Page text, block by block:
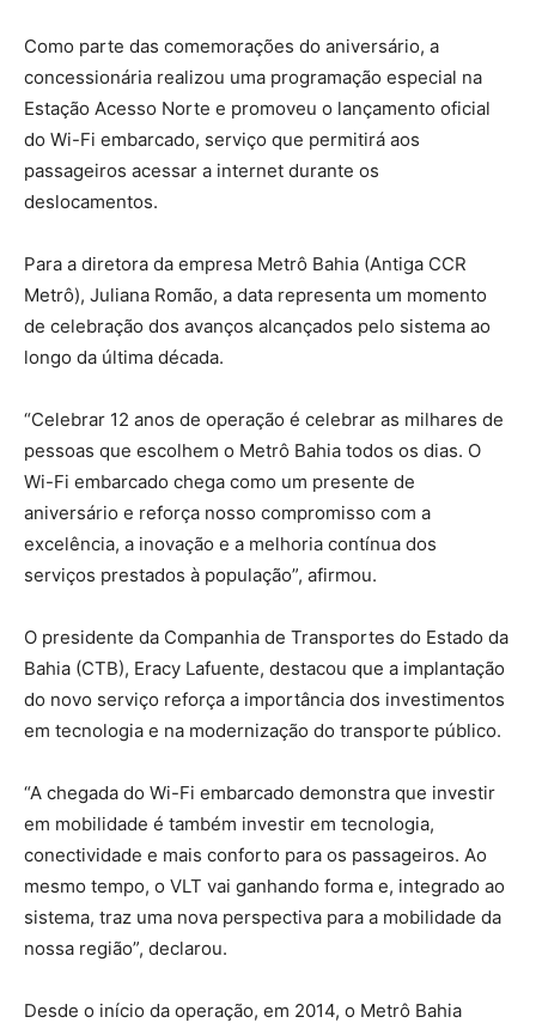
Como parte das comemorações do aniversário, a
concessionária realizou uma programação especial na
Estação Acesso Norte e promoveu o lançamento oficial
do Wi-Fi embarcado, serviço que permitirá aos
passageiros acessar a internet durante os
deslocamentos.
Para a diretora da empresa Metrô Bahia (Antiga CCR
Metrô), Juliana Romão, a data representa um momento
de celebração dos avanços alcançados pelo sistema ao
longo da última década.
“Celebrar 12 anos de operação é celebrar as milhares de
pessoas que escolhem o Metrô Bahia todos os dias. O
Wi-Fi embarcado chega como um presente de
aniversário e reforça nosso compromisso com a
excelência, a inovação e a melhoria contínua dos
serviços prestados à população”, afirmou.
O presidente da Companhia de Transportes do Estado da
Bahia (CTB), Eracy Lafuente, destacou que a implantação
do novo serviço reforça a importância dos investimentos
em tecnologia e na modernização do transporte público.
“A chegada do Wi-Fi embarcado demonstra que investir
em mobilidade é também investir em tecnologia,
conectividade e mais conforto para os passageiros. Ao
mesmo tempo, o VLT vai ganhando forma e, integrado ao
sistema, traz uma nova perspectiva para a mobilidade da
nossa região”, declarou.
Desde o início da operação, em 2014, o Metrô Bahia